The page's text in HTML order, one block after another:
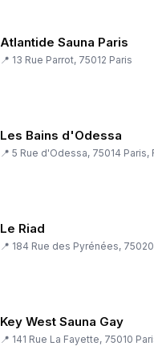
Atlantide Sauna Paris
📍 13 Rue Parrot, 75012 Paris
Les Bains d'Odessa
📍 5 Rue d'Odessa, 75014 Paris,
Le Riad
📍 184 Rue des Pyrénées,
Key West Sauna Gay
📍 141 Rue La Fayette, 75010